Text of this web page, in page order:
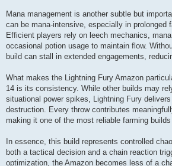
Mana management is another subtle but
can be mana-intensive, especially in prolonged
Efficient players rely on leech mechanics,
occasional potion usage to maintain flow.
build can stall in extended engagements,
What makes the Lightning Fury Amazon
14 is its consistency. While other builds may
situational power spikes, Lightning Fury
destruction. Every throw contributes
making it one of the most reliable farming
In essence, this build represents controlled
both a tactical decision and a chain reaction
optimization, the Amazon becomes less of a